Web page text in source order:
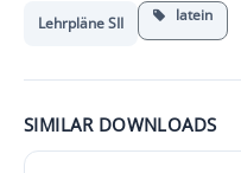
Lehrpläne SII latein
SIMILAR DOWNLOADS